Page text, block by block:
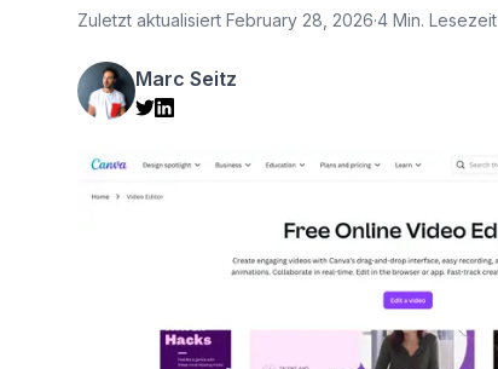
Zuletzt aktualisiert February 28, 2026·4 Min. Lesezeit
Marc Seitz